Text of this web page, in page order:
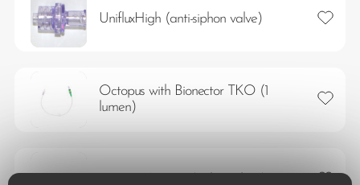
UnifluxHigh (anti-siphon valve) Lägg
Octopus with Bionector TKO (1
lumen)
Lägg
Lägg